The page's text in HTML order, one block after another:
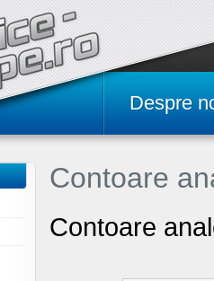
Despre
Contoare
Contoare